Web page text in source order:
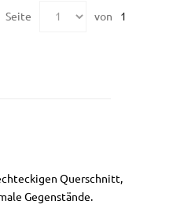
Seite von 1
Querschnitt,
Gegenstände.